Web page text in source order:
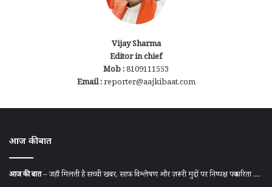
Vijay Sharma
Editor in chief
Mob :8109111553
Email :reporter@aajkibaat.com
आज की बात
आज की बात– जहाँ मिलती है सच्ची खबर, साफ़ विश्लेषण और ज़रूरी मुद्दों पर निष्पक्ष पत्रकारिता ....